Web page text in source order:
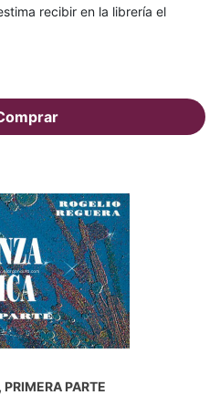
recibir en la librería el
PARTE